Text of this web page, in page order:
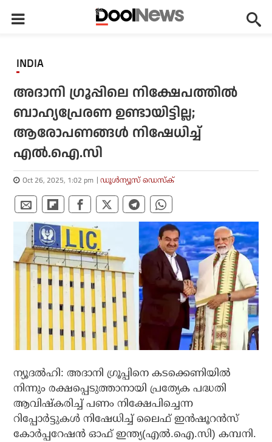
INDIA
അദാനി ഗ്രൂപ്പിലെ നിക്ഷേപത്തില്‍
ബാഹ്യപ്രേരണ ഉണ്ടായിട്ടില്ല;
ആരോപണങ്ങള്‍ നിഷേധിച്ച്
എല്‍.ഐ.സി
Oct 26, 2025, 1:02 pm ഡൂള്‍ന്യൂസ് ഡെസ്‌ക്
ന്യൂദല്‍ഹി: അദാനി ഗ്രൂപ്പിനെ കടക്കെണിയില്‍
നിന്നും രക്ഷപ്പെടുത്താനായി പ്രത്യേക പദ്ധതി
ആവിഷ്‌കരിച്ച് പണം നിക്ഷേപിച്ചെന്ന
റിപ്പോര്‍ട്ടുകള്‍ നിഷേധിച്ച് ലൈഫ് ഇന്‍ഷൂറന്‍സ്
കോര്‍പ്പറേഷന്‍ ഓഫ് ഇന്ത്യ(എല്‍.ഐ.സി) കമ്പനി.